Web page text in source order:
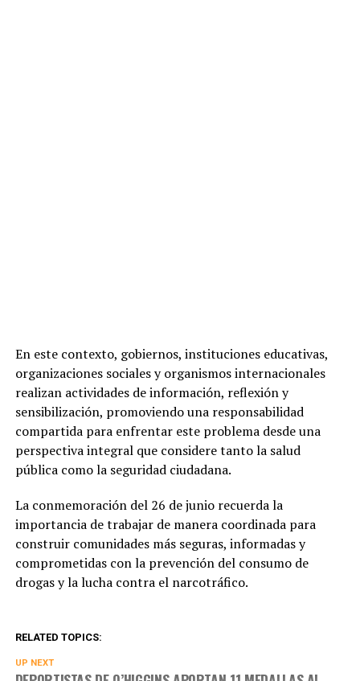
En este contexto, gobiernos, instituciones educativas,
organizaciones sociales y organismos internacionales
realizan actividades de información, reflexión y
sensibilización, promoviendo una responsabilidad
compartida para enfrentar este problema desde una
perspectiva integral que considere tanto la salud
pública como la seguridad ciudadana.
La conmemoración del 26 de junio recuerda la
importancia de trabajar de manera coordinada para
construir comunidades más seguras, informadas y
comprometidas con la prevención del consumo de
drogas y la lucha contra el narcotráfico.
RELATED TOPICS:
UP NEXT